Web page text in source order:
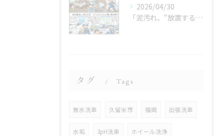
2026/04/30
「泥汚れ、“放置すると最強クラス”です😇」
タグ Tags
無水洗車 久留米市 福岡 出張洗車
水垢 3pH洗車 ホイール洗浄